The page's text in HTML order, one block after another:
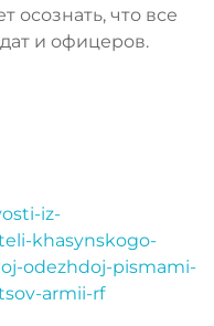
осознать, что все
и офицеров.
iz-
khasynskogo-
odezhdoj-pismami-
armii-rf